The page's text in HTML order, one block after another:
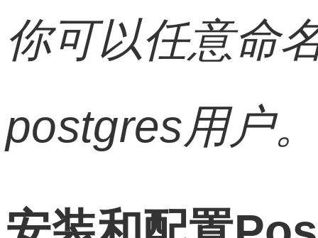
你可以任意命
postgres用户